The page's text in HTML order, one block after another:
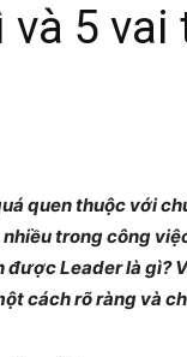
và 5
quen thuộc với
trong công
Leader là gì?
cách rõ ràng và